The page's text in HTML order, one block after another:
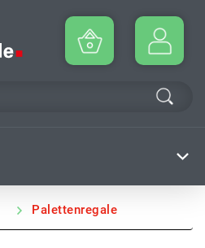
Palettenregale